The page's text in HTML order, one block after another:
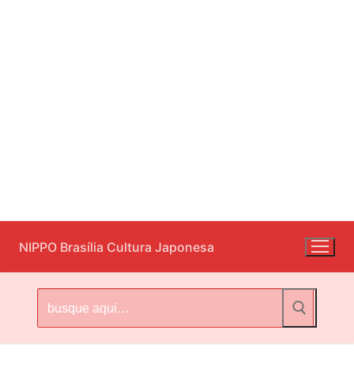
para
o
conteúdo
NIPPO Brasília Cultura Japonesa
por: